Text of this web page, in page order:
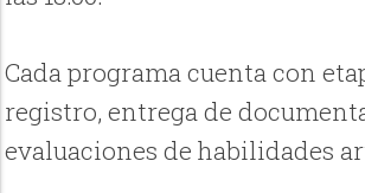
Cada programa cuenta con
registro, entrega de
evaluaciones de habilidades